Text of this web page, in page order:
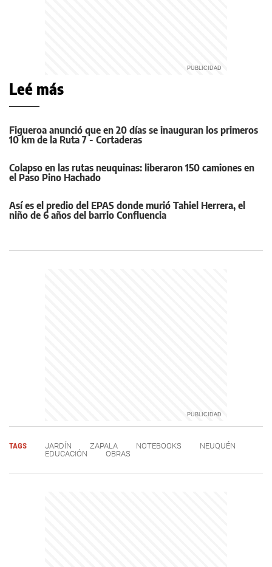
Leé más
Figueroa anunció que en 20 días se inauguran los primeros
10 km de la Ruta 7 - Cortaderas
Colapso en las rutas neuquinas: liberaron 150 camiones en
el Paso Pino Hachado
Así es el predio del EPAS donde murió Tahiel Herrera, el
niño de 6 años del barrio Confluencia
TAGS JARDÍN ZAPALA NOTEBOOKS
NEUQUÉN
EDUCACIÓN
OBRAS